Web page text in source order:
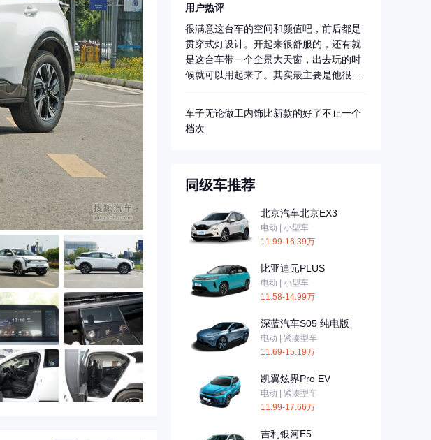
用户热评
很满意这台车的空间和颜值吧，前后都是
贯穿式灯设计。开起来很舒服的，还有就
是这台车带一个全景大天窗，出去玩的时
候就可以用起来了。其实最主要是他很省
车子无论做工内饰比新款的好了不止一个
档次
同级车推荐
北京汽车北京EX3
电动 | 小型车
11.99-16.39万
比亚迪元PLUS
电动 | 小型车
11.58-14.99万
深蓝汽车S05 纯电版
电动 | 紧凑型车
11.69-15.19万
凯翼炫界Pro EV
电动 | 紧凑型车
11.99-17.66万
吉利银河E5